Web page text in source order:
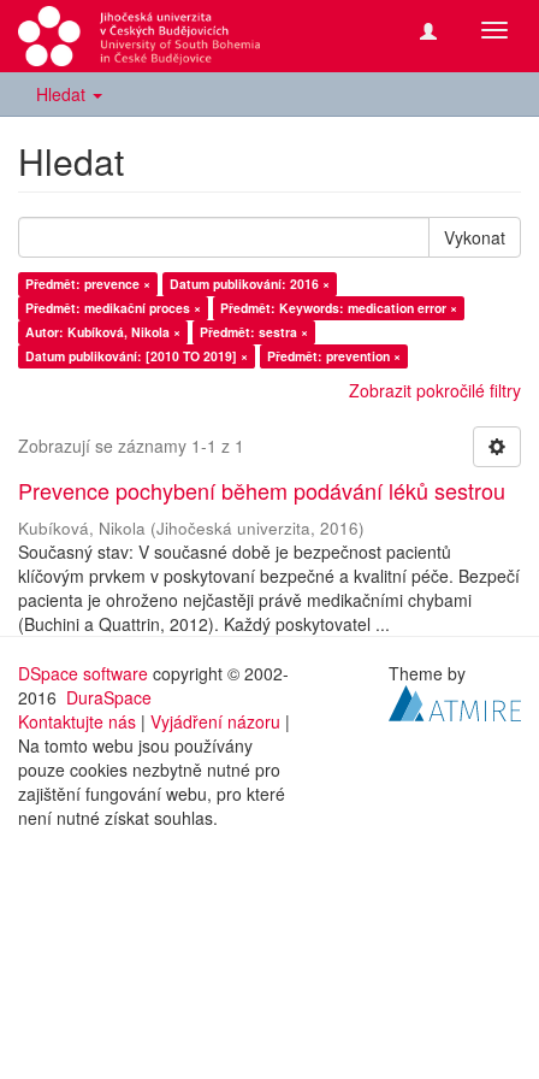
Hledat
Hledat
Vykonat
Předmět: prevence ×
Datum publikování: 2016 ×
Předmět: medikační proces ×
Předmět: Keywords: medication error ×
Autor: Kubíková, Nikola ×
Předmět: sestra ×
Datum publikování: [2010 TO 2019] ×
Předmět: prevention ×
Zobrazit pokročilé filtry
Zobrazují se záznamy 1-1 z 1
Prevence pochybení během podávání léků sestrou
Kubíková, Nikola (Jihočeská univerzita, 2016)
Současný stav: V současné době je bezpečnost pacientů
klíčovým prvkem v poskytovaní bezpečné a kvalitní péče. Bezpečí
pacienta je ohroženo nejčastěji právě medikačními chybami
(Buchini a Quattrin, 2012). Každý poskytovatel ...
DSpace software copyright © 2002-
2016 DuraSpace
Kontaktujte nás | Vyjádření názoru |
Na tomto webu jsou používány
pouze cookies nezbytně nutné pro
zajištění fungování webu, pro které
není nutné získat souhlas.
Theme by